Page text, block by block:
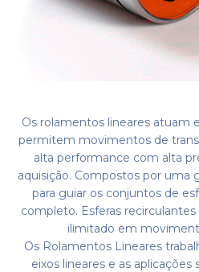
Os rolamentos lineares atuam
permitem movimentos de
alta performance com alta
aquisição. Compostos por uma
para guiar os conjuntos de
completo. Esferas
ilimitado em
Os Rolamentos Lineares
eixos lineares e as aplicações